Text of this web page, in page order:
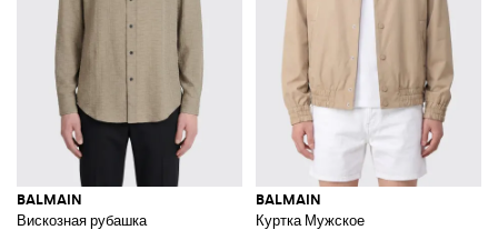
BALMAIN
Вискозная рубашка
BALMAIN
Куртка Мужское